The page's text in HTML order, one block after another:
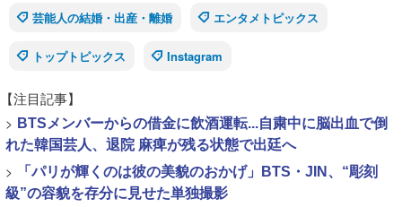
芸能人の結婚・出産・離婚
エンタメトピックス
トップトピックス Instagram
【注目記事】
> BTSメンバーからの借金に飲酒運転...自粛中に脳出血で倒
れた韓国芸人、退院 麻痺が残る状態で出廷へ
>
「パリが輝くのは彼の美貌のおかげ」BTS・JIN、“彫刻
級”の容貌を存分に見せた単独撮影